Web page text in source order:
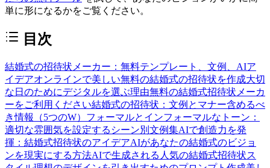
単に形になるかをご覧ください。
目次
結婚式の招待状メーカー：無料テンプレート、文例、AIア
イデアオンラインで美しい無料の結婚式の招待状を作成大切
な日のためにデジタルを選ぶ理由無料の結婚式招待状メーカ
ーをご利用ください結婚式の招待状：文例とマナー含めるべ
き情報（5つのW） フォーマルとインフォーマルなトーン：
適切な雰囲気を設定する シーン別文例集AIで創造力を発
揮：結婚式招待状のアイデアAIがあなたの結婚式のビジョ
ンを現実にする方法AIで生成される人気の結婚式招待状ス